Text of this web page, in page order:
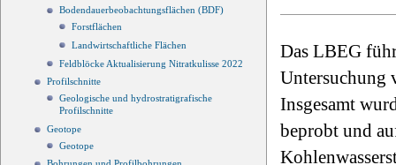
Bodendauerbeobachtungsflächen (BDF)
Forstflächen
Landwirtschaftliche Flächen
Feldblöcke Aktualisierung Nitratkulisse 2022
Profilschnitte
Geologische und hydrostratigrafische
Profilschnitte
Geotope
Geotope
Das LBEG
Untersuchung
Insgesamt
beprobt und